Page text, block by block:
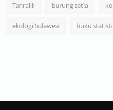
Tanralili burung setia
ekologi Sulawesi buku